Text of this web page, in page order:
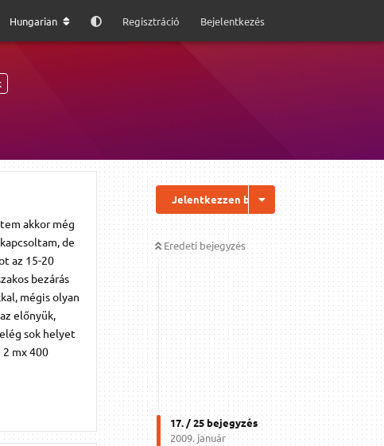
Hungarian Regisztráció Bejelentkezés
Jelentkezzen be a válaszhoz
Eredeti bejegyzés
17. /25bejegyzés
2009. január
akkor még
de
az 15-20
bezárás
mégis olyan
előnyük,
sok helyet
2 mx 400